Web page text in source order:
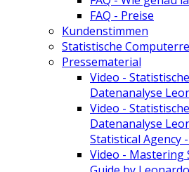
FAQ - Preise
Kundenstimmen
Statistische
Pressematerial
Video -
Datenanalyse
Video -
Datenanalyse
Statistical Agency
Video - Mastering